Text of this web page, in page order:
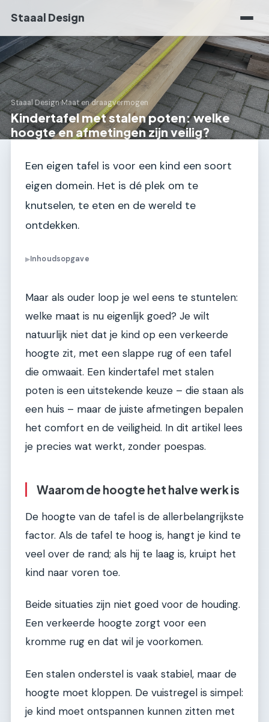
Staaal Design
Staaal Design›Maat en draagvermogen
Kindertafel met stalen poten: welke
hoogte en afmetingen zijn veilig?
Een eigen tafel is voor een kind een soort
eigen domein. Het is dé plek om te
knutselen, te eten en de wereld te
ontdekken.
▶Inhoudsopgave
Maar als ouder loop je wel eens te stuntelen:
welke maat is nu eigenlijk goed? Je wilt
natuurlijk niet dat je kind op een verkeerde
hoogte zit, met een slappe rug of een tafel
die omwaait. Een kindertafel met stalen
poten is een uitstekende keuze – die staan als
een huis – maar de juiste afmetingen bepalen
het comfort en de veiligheid. In dit artikel lees
je precies wat werkt, zonder poespas.
Waarom de hoogte het halve werk is
De hoogte van de tafel is de allerbelangrijkste
factor. Als de tafel te hoog is, hangt je kind te
veel over de rand; als hij te laag is, kruipt het
kind naar voren toe.
Beide situaties zijn niet goed voor de houding.
Een verkeerde hoogte zorgt voor een
kromme rug en dat wil je voorkomen.
Een stalen onderstel is vaak stabiel, maar de
hoogte moet kloppen. De vuistregel is simpel:
je kind moet ontspannen kunnen zitten met